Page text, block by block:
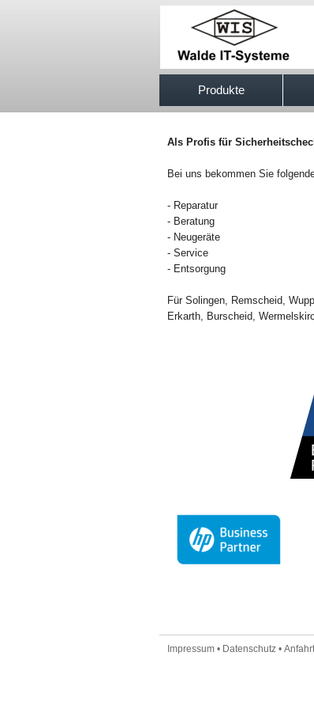
Produkte
Als Profis für
Bei uns bekommen Sie
- Reparatur
- Beratung
- Neugeräte
- Service
- Entsorgung
Für Solingen, Remscheid,
Erkarth, Burscheid,
Impressum • Datenschutz • Anfahrt